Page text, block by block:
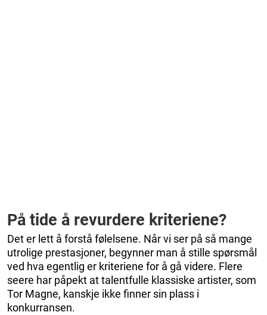
På tide å revurdere kriteriene?
Det er lett å forstå følelsene. Når vi ser på så mange
utrolige prestasjoner, begynner man å stille spørsmål
ved hva egentlig er kriteriene for å gå videre. Flere
seere har påpekt at talentfulle klassiske artister, som
Tor Magne, kanskje ikke finner sin plass i
konkurransen.